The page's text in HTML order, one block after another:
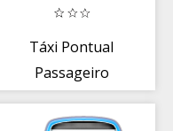
Táxi Pontual
Passageiro